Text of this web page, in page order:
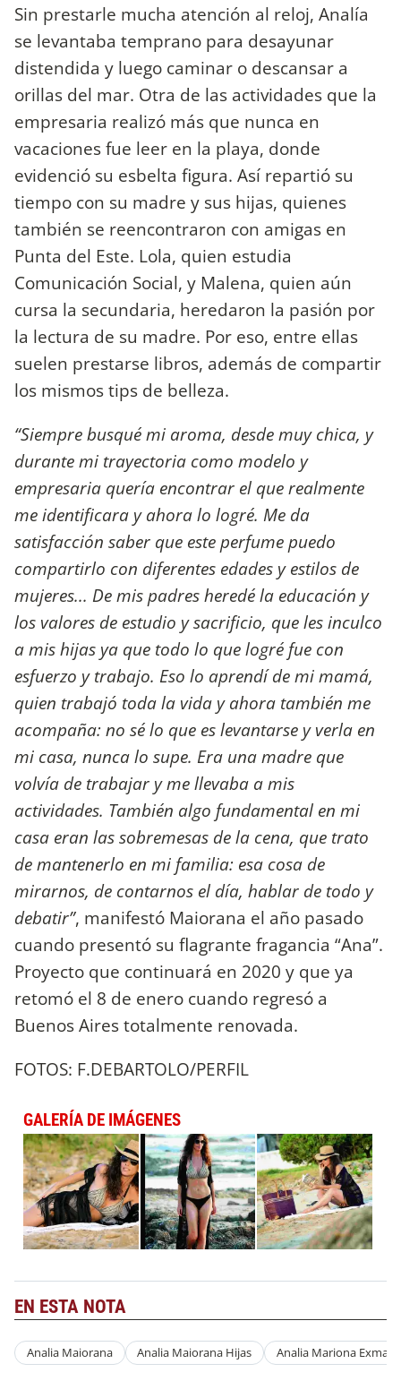
Sin prestarle mucha atención al reloj, Analía
se levantaba temprano para desayunar
distendida y luego caminar o descansar a
orillas del mar. Otra de las actividades que la
empresaria realizó más que nunca en
vacaciones fue leer en la playa, donde
evidenció su esbelta figura. Así repartió su
tiempo con su madre y sus hijas, quienes
también se reencontraron con amigas en
Punta del Este. Lola, quien estudia
Comunicación Social, y Malena, quien aún
cursa la secundaria, heredaron la pasión por
la lectura de su madre. Por eso, entre ellas
suelen prestarse libros, además de compartir
los mismos tips de belleza.
“Siempre busqué mi aroma, desde muy chica, y
durante mi trayectoria como modelo y
empresaria quería encontrar el que realmente
me identificara y ahora lo logré. Me da
satisfacción saber que este perfume puedo
compartirlo con diferentes edades y estilos de
mujeres... De mis padres heredé la educación y
los valores de estudio y sacrificio, que les inculco
a mis hijas ya que todo lo que logré fue con
esfuerzo y trabajo. Eso lo aprendí de mi mamá,
quien trabajó toda la vida y ahora también me
acompaña: no sé lo que es levantarse y verla en
mi casa, nunca lo supe. Era una madre que
volvía de trabajar y me llevaba a mis
actividades. También algo fundamental en mi
casa eran las sobremesas de la cena, que trato
de mantenerlo en mi familia: esa cosa de
mirarnos, de contarnos el día, hablar de todo y
debatir”, manifestó Maiorana el año pasado
cuando presentó su flagrante fragancia “Ana”.
Proyecto que continuará en 2020 y que ya
retomó el 8 de enero cuando regresó a
Buenos Aires totalmente renovada.
FOTOS: F.DEBARTOLO/PERFIL
GALERÍA DE IMÁGENES
EN ESTA NOTA
Analia Maiorana Analia Maiorana Hijas Analia Mariona